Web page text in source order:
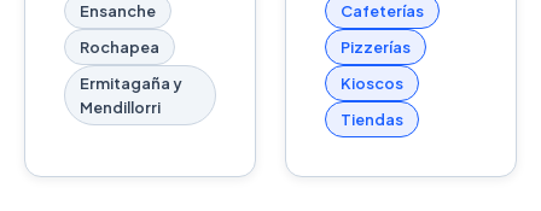
Ensanche
Rochapea
Ermitagaña y
Mendillorri
Cafeterías
Pizzerías
Kioscos
Tiendas